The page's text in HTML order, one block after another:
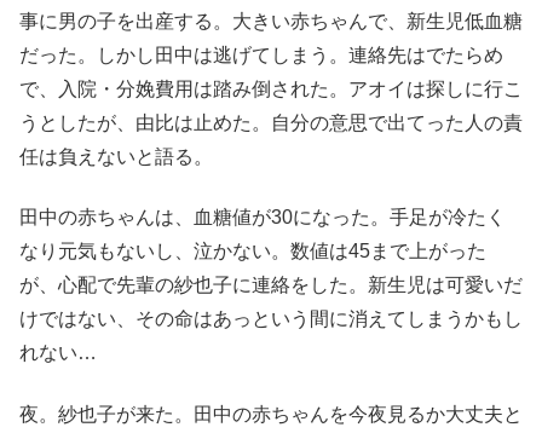
事に男の子を出産する。大きい赤ちゃんで、新生児低血糖
だった。しかし田中は逃げてしまう。連絡先はでたらめ
で、入院・分娩費用は踏み倒された。アオイは探しに行こ
うとしたが、由比は止めた。自分の意思で出てった人の責
任は負えないと語る。
田中の赤ちゃんは、血糖値が30になった。手足が冷たく
なり元気もないし、泣かない。数値は45まで上がった
が、心配で先輩の紗也子に連絡をした。新生児は可愛いだ
けではない、その命はあっという間に消えてしまうかもし
れない…
夜。紗也子が来た。田中の赤ちゃんを今夜見るか大丈夫と